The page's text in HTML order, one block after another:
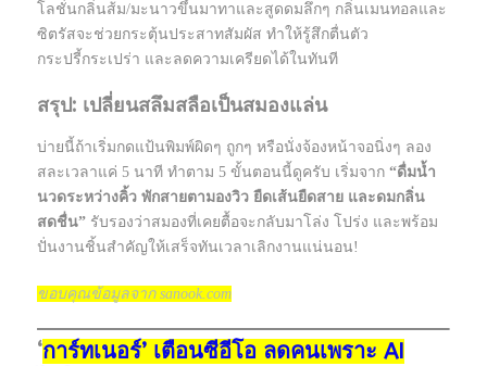
โลชั่นกลิ่นส้ม/มะนาวขึ้นมาทาและสูดดมลึกๆ กลิ่นเมนทอลและ
ซิตรัสจะช่วยกระตุ้นประสาทสัมผัส ทำให้รู้สึกตื่นตัว
กระปรี้กระเปร่า และลดความเครียดได้ในทันที
สรุป: เปลี่ยนสลึมสลือเป็นสมองแล่น
บ่ายนี้ถ้าเริ่มกดแป้นพิมพ์ผิดๆ ถูกๆ หรือนั่งจ้องหน้าจอนิ่งๆ ลอง
สละเวลาแค่ 5 นาที ทำตาม 5 ขั้นตอนนี้ดูครับ เริ่มจาก “ดื่มน้ำ
นวดระหว่างคิ้ว พักสายตามองวิว ยืดเส้นยืดสาย และดมกลิ่น
สดชื่น” รับรองว่าสมองที่เคยตื้อจะกลับมาโล่ง โปร่ง และพร้อม
ปั่นงานชิ้นสำคัญให้เสร็จทันเวลาเลิกงานแน่นอน!
ขอบคุณข้อมูลจาก sanook.com
‘การ์ทเนอร์’ เตือนซีอีโอ ลดคนเพราะ AI